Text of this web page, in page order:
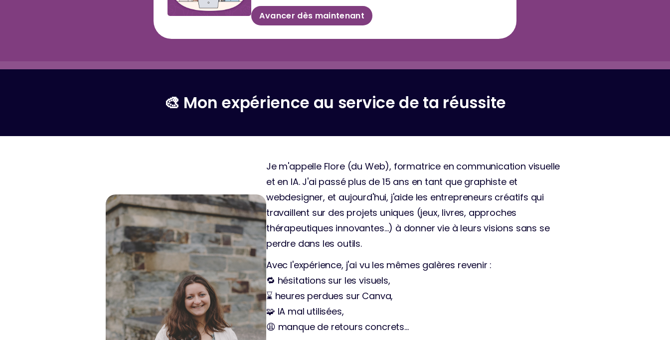
Avancer dès maintenant
🎨 Mon expérience au service de ta réussite
Je m'appelle Flore (du Web), formatrice en communication visuelle
et en IA. J'ai passé plus de 15 ans en tant que graphiste et
webdesigner, et aujourd'hui, j'aide les entrepreneurs créatifs qui
travaillent sur des projets uniques (jeux, livres, approches
thérapeutiques innovantes…) à donner vie à leurs visions sans se
perdre dans les outils.
Avec l'expérience, j'ai vu les mêmes galères revenir :
🔁 hésitations sur les visuels,
⌛️ heures perdues sur Canva,
🧩 IA mal utilisées,
😩 manque de retours concrets…